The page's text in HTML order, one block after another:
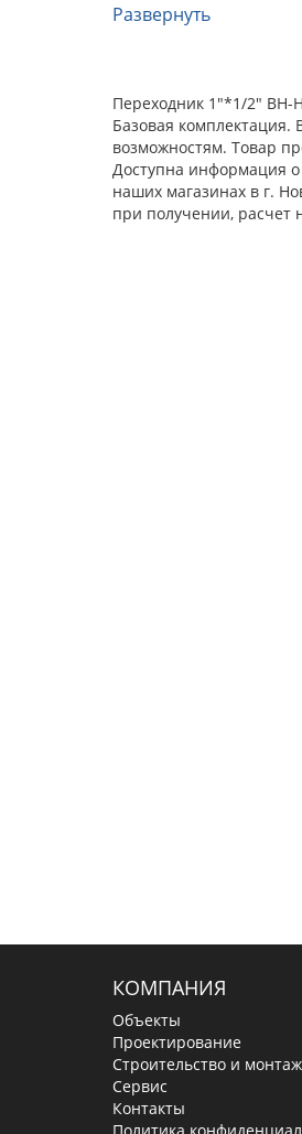
Развернуть
Переходник 1"*1/2" ВН-
Базовая комплектация.
возможностям. Товар
Доступна информация
наших магазинах в г.
при получении, расчет
КОМПАНИЯ
Объекты
Проектирование
Строительство и монтаж
Сервис
Контакты